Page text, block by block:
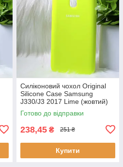
Силіконовий чохол Original
Silicone Case Samsung
J330/J3 2017 Lime (жовтий)
Готово до відправки
238,45 ₴ 251 ₴
Купити